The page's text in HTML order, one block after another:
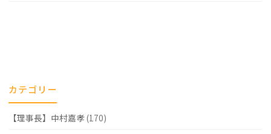
カテゴリー
【理事長】中村嘉孝(170)